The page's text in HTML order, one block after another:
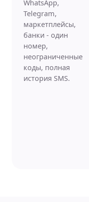
WhatsApp,
Telegram,
маркетплейсы,
банки - один
номер,
неограниченные
коды, полная
история SMS.